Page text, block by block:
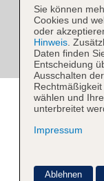
Sie können
Cookies und
oder
Hinweis .
Daten finden
Entscheidung
Ausschalten
wählen und
unterbreitet
Impressum
Ablehnen